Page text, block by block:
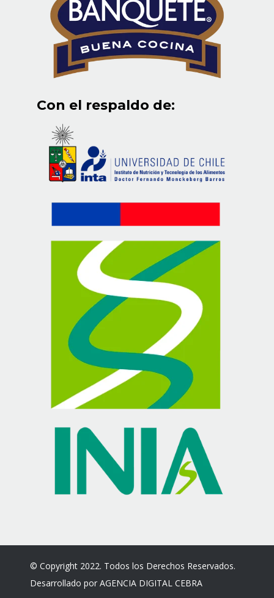
Con el respaldo de:
© Copyright 2022. Todos los Derechos Reservados.
Desarrollado porAGENCIA DIGITAL CEBRA